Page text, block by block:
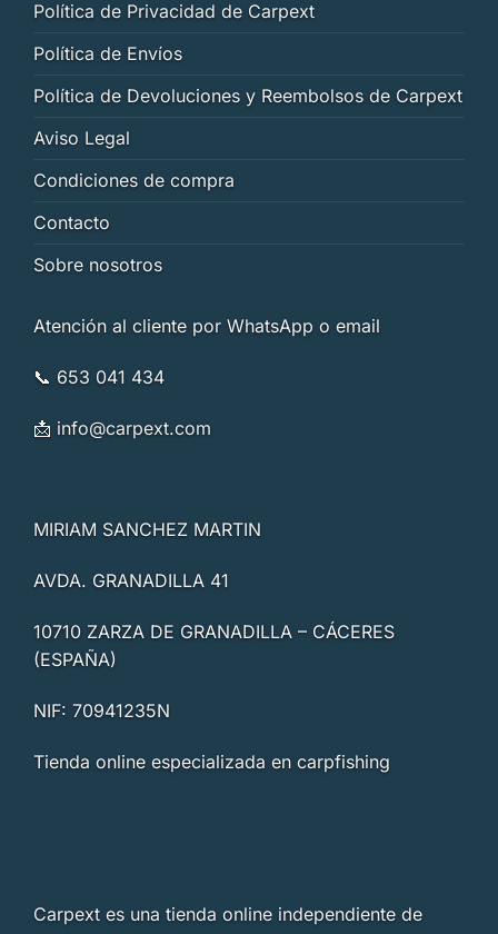
Política de Privacidad de Carpext
Política de Envíos
Política de Devoluciones y Reembolsos de Carpext
Aviso Legal
Condiciones de compra
Contacto
Sobre nosotros
Atención al cliente por WhatsApp o email
📞 653 041 434
📩 info@carpext.com
MIRIAM SANCHEZ MARTIN
AVDA. GRANADILLA 41
10710 ZARZA DE GRANADILLA – CÁCERES
(ESPAÑA)
NIF: 70941235N
Tienda online especializada en carpfishing
Carpext es una tienda online independiente de